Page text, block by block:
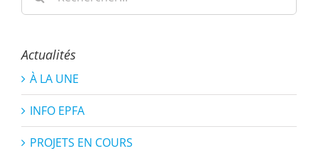
Actualités
À LA UNE
INFO EPFA
PROJETS EN COURS